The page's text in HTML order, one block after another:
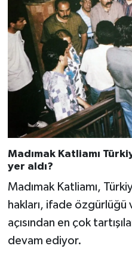
Madımak Katliamı
yer aldı?
Madımak Katliamı,
hakları, ifade
açısından en çok
devam ediyor.